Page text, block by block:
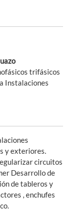
trifásicos
Instalaciones
y exteriores.
circuitos
Desarrollo de
de tableros y
, enchufes